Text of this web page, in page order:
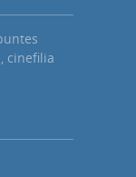
cinefilia